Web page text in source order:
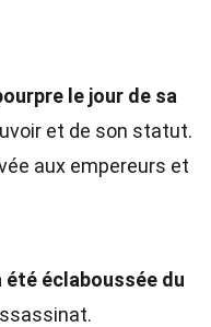
le jour de sa
et de son statut.
aux empereurs et
été éclaboussée du